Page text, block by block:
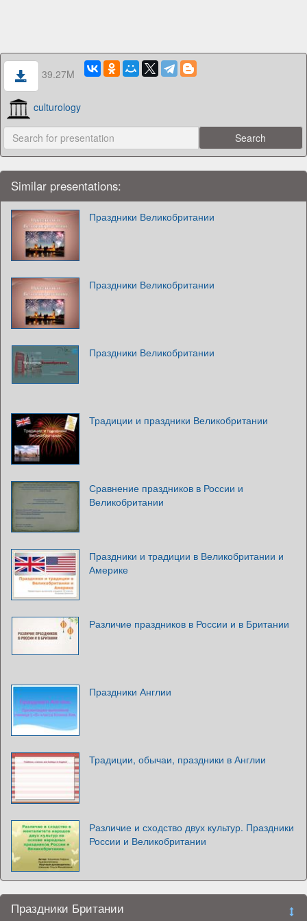
39.27M
culturology
Similar presentations:
Праздники Великобритании
Праздники Великобритании
Праздники Великобритании
Традиции и праздники Великобритании
Сравнение праздников в России и
Великобритании
Праздники и традиции в Великобритании и
Америке
Различие праздников в России и в Британии
Праздники Англии
Традиции, обычаи, праздники в Англии
Различие и сходство двух культур. Праздники
России и Великобритании
Праздники Британии